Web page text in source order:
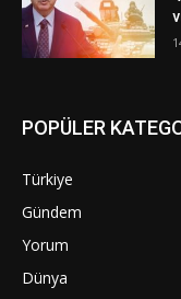
POPÜLER
Türkiye
Gündem
Yorum
Dünya